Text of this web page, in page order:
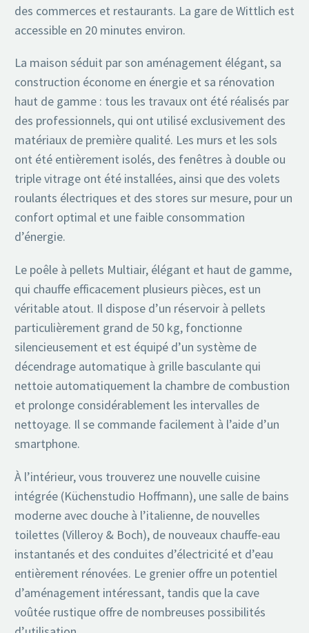
des commerces et restaurants. La gare de Wittlich est
accessible en 20 minutes environ.
La maison séduit par son aménagement élégant, sa
construction économe en énergie et sa rénovation
haut de gamme : tous les travaux ont été réalisés par
des professionnels, qui ont utilisé exclusivement des
matériaux de première qualité. Les murs et les sols
ont été entièrement isolés, des fenêtres à double ou
triple vitrage ont été installées, ainsi que des volets
roulants électriques et des stores sur mesure, pour un
confort optimal et une faible consommation
d’énergie.
Le poêle à pellets Multiair, élégant et haut de gamme,
qui chauffe efficacement plusieurs pièces, est un
véritable atout. Il dispose d’un réservoir à pellets
particulièrement grand de 50 kg, fonctionne
silencieusement et est équipé d’un système de
décendrage automatique à grille basculante qui
nettoie automatiquement la chambre de combustion
et prolonge considérablement les intervalles de
nettoyage. Il se commande facilement à l’aide d’un
smartphone.
À l’intérieur, vous trouverez une nouvelle cuisine
intégrée (Küchenstudio Hoffmann), une salle de bains
moderne avec douche à l’italienne, de nouvelles
toilettes (Villeroy & Boch), de nouveaux chauffe-eau
instantanés et des conduites d’électricité et d’eau
entièrement rénovées. Le grenier offre un potentiel
d’aménagement intéressant, tandis que la cave
voûtée rustique offre de nombreuses possibilités